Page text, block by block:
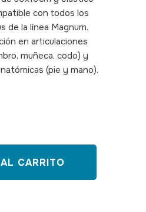
con todos los
de la línea Magnum.
en articulaciones
muñeca, codo) y
(pie y mano).
CARRITO